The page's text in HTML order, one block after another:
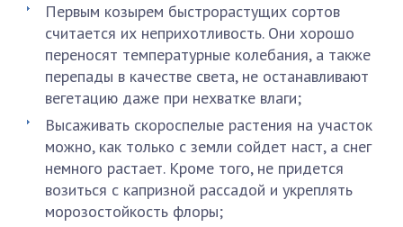
Первым козырем быстрорастущих сортов
считается их неприхотливость. Они хорошо
переносят температурные колебания, а также
перепады в качестве света, не останавливают
вегетацию даже при нехватке влаги;
Высаживать скороспелые растения на участок
можно, как только с земли сойдет наст, а снег
немного растает. Кроме того, не придется
возиться с капризной рассадой и укреплять
морозостойкость флоры;